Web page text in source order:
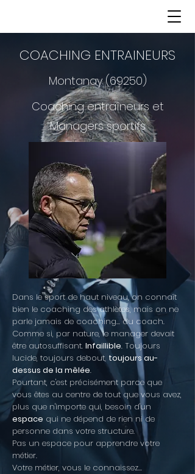
COACHING ENTRAINEURS
Montanay (69250)
Coaching entraîneurs et
Managers sportifs
​Dans le sport de haut niveau, on connaît
bien le coaching des athlètes, mais on ne
parle jamais de coaching... du coach.
Comme si, par nature, le manager devait
être autosuffisant. Infaillible. Toujours
lucide, toujours debout, toujours au-
dessus de la mêlée.
Pourtant, c'est précisément parce que
vous êtes au centre de tout que vous avez,
plus que n'importe qui, besoin d'un
espace qui ne dépend de rien ni de
personne dans votre structure.
Pas un espace pour apprendre votre
métier.
Votre métier, vous le connaissez...